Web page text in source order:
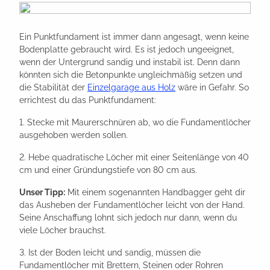
Ein Punktfundament ist immer dann angesagt, wenn keine
Bodenplatte gebraucht wird. Es ist jedoch ungeeignet,
wenn der Untergrund sandig und instabil ist. Denn dann
könnten sich die Betonpunkte ungleichmäßig setzen und
die Stabilität der Einzelgarage aus Holz wäre in Gefahr. So
errichtest du das Punktfundament:
1. Stecke mit Maurerschnüren ab, wo die Fundamentlöcher
ausgehoben werden sollen.
2. Hebe quadratische Löcher mit einer Seitenlänge von 40
cm und einer Gründungstiefe von 80 cm aus.
Unser Tipp: Mit einem sogenannten Handbagger geht dir
das Ausheben der Fundamentlöcher leicht von der Hand.
Seine Anschaffung lohnt sich jedoch nur dann, wenn du
viele Löcher brauchst.
3. Ist der Boden leicht und sandig, müssen die
Fundamentlöcher mit Brettern, Steinen oder Rohren